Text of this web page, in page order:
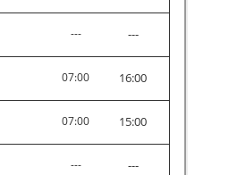
--- ---
07:00 16:00
07:00 15:00
--- ---